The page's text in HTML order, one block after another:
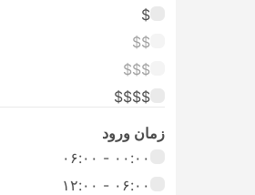
$
$$
$$$
$$$$
زمان ورود
۰۰:۰۰ - ۰۶:۰۰
۰۶:۰۰ - ۱۲:۰۰